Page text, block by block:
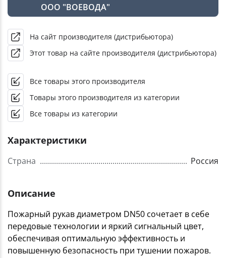
ООО "ВОЕВОДА"
На сайт производителя (дистрибьютора)
Этот товар на сайте производителя (дистрибьютора)
Все товары этого производителя
Товары этого производителя из категории
Все товары из категории
Характеристики
Страна Россия
Описание
Пожарный рукав диаметром DN50 сочетает в себе
передовые технологии и яркий сигнальный цвет,
обеспечивая оптимальную эффективность и
повышенную безопасность при тушении пожаров.